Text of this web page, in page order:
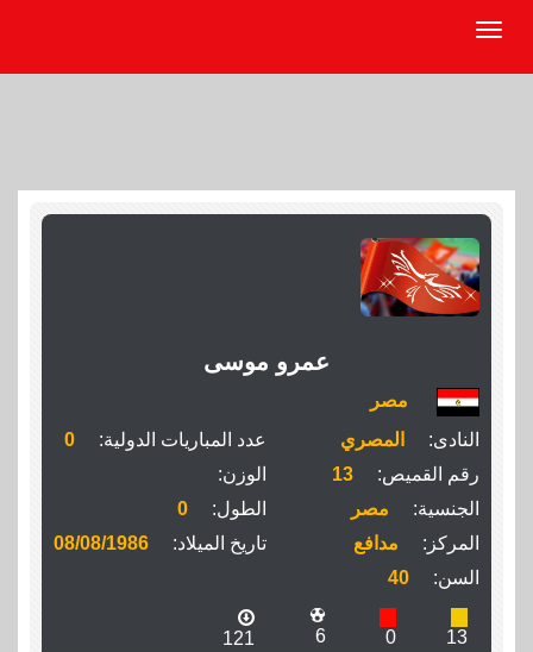
عمرو موسى
مصر
النادى:
المصري عدد المباريات الدولية:
0
رقم القميص:
13
الوزن:
الجنسية:
مصر الطول:
0
المركز:
مدافع تاريخ الميلاد:
08/08/1986
السن:
40
13
0
6
121